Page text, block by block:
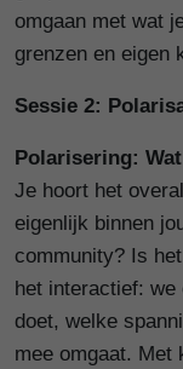
omgaan met wat
grenzen en eigen
Sessie 2:
Polarisering:
Je hoort het
eigenlijk binnen
community? Is
het interactief: we
doet, welke
mee omgaat. Met